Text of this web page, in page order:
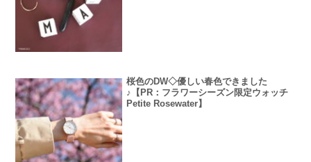
桜色のDW◇優しい春色できました
♪【PR：フラワーシーズン限定ウォッチ
Petite Rosewater】